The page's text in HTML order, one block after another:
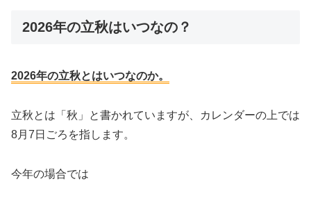
2026年の立秋はいつなの？
2026年の立秋とはいつなのか。
立秋とは「秋」と書かれていますが、カレンダーの上では
8月7日ごろを指します。
今年の場合では